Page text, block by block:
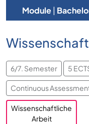
Module|
6/7. Semester 5
Continuous
Wissenschaftliche
Arbeit